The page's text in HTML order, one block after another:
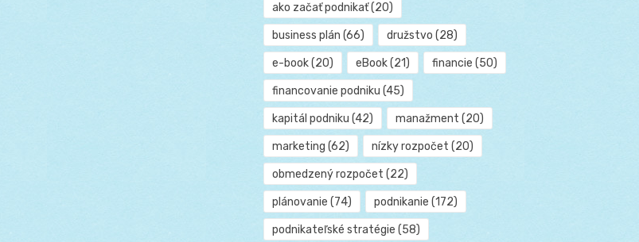
ako začať podnikať(20)
business plán (66) družstvo (28)
e-book(20) eBook(21) financie (50)
financovanie podniku (45)
kapitál podniku (42) manažment (20)
marketing (62) nízky rozpočet (20)
obmedzený rozpočet (22)
plánovanie (74) podnikanie (172)
podnikateľské stratégie (58)